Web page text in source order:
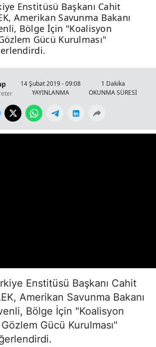
Enstitüsü Başkanı Cahit
Amerikan Savunma Bakanı
Bölge İçin "Koalisyon
Gücü Kurulması"
14 Şubat 2019 - 09:08
YAYINLANMA
1 Dakika
OKUNMA SÜRESİ
Enstitüsü Başkanı Cahit
Amerikan Savunma Bakanı
Bölge İçin "Koalisyon
Gücü Kurulması"